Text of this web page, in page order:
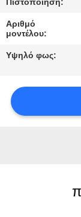
ΕΛΆΤΕ
ΣΕ
ΕΠΑΦΉ
SITEMAP
Πιστοποίηση:
Αριθμό
μοντέλου:
Υψηλό φως: